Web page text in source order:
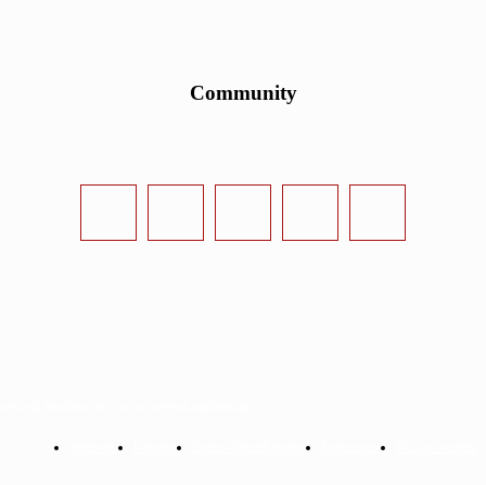
Community